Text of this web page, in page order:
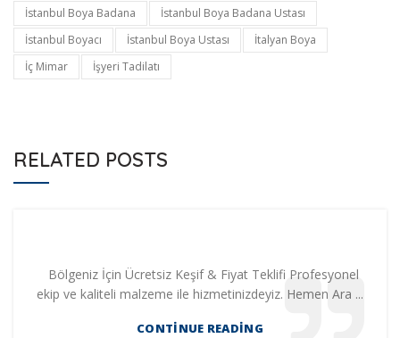
İstanbul Boya Badana
İstanbul Boya Badana Ustası
İstanbul Boyacı
İstanbul Boya Ustası
İtalyan Boya
İç Mimar
İşyeri Tadilatı
RELATED POSTS
Bölgeniz İçin Ücretsiz Keşif & Fiyat Teklifi Profesyonel
ekip ve kaliteli malzeme ile hizmetinizdeyiz. Hemen Ara ...
CONTINUE READING